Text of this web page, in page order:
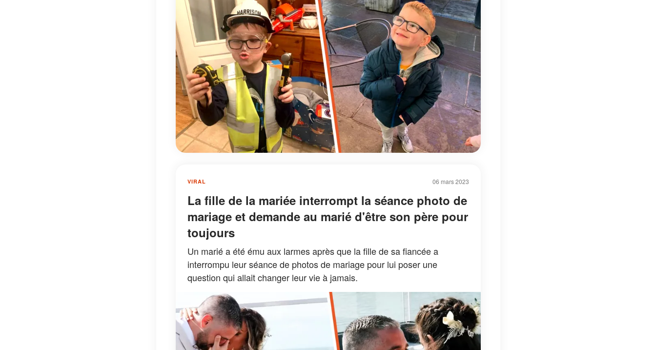
06 mars 2023
VIRAL
La fille de la mariée interrompt la séance photo de
mariage et demande au marié d'être son père pour
toujours
Un marié a été ému aux larmes après que la fille de sa fiancée a
interrompu leur séance de photos de mariage pour lui poser une
question qui allait changer leur vie à jamais.